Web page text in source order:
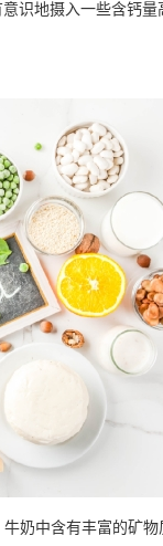
识地摄入一些含钙
奶中含有丰富的矿